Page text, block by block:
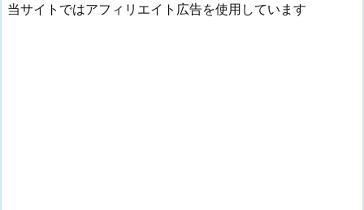
当サイトではアフィリエイト広告を使用しています